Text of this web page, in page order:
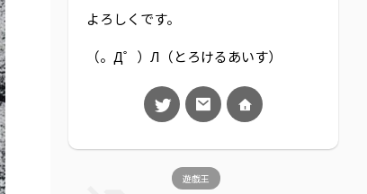
よろしくです。
（。Д゜）Л（とろけるあいす）
遊戯王